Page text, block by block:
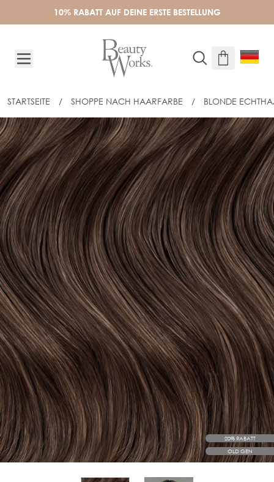
10% RABATT AUF DEINE ERSTE BESTELLUNG
STARTSEITE / SHOPPE NACH HAARFARBE / BLONDE
45CM CELEBRITY CHOICE®
20% RABATT
OLD GEN